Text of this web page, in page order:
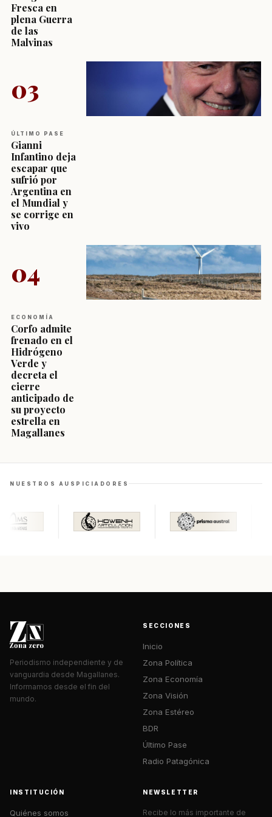
Fresca en
plena Guerra
de las
Malvinas
03
ÚLTIMO PASE
Gianni
Infantino deja
escapar que
sufrió por
Argentina en
el Mundial y
se corrige en
vivo
04
ECONOMÍA
Corfo admite
frenado en el
Hidrógeno
Verde y
decreta el
cierre
anticipado de
su proyecto
estrella en
Magallanes
NUESTROS AUSPICIADORES
Periodismo independiente y de
vanguardia desde Magallanes.
Informamos desde el fin del
mundo.
SECCIONES
Inicio
Zona Política
Zona Economía
Zona Visión
Zona Estéreo
BDR
Último Pase
Radio Patagónica
INSTITUCIÓN
Quiénes somos
NEWSLETTER
Recibe lo más importante de